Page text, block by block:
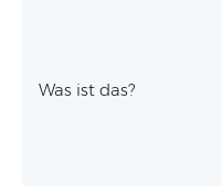
Was ist das?